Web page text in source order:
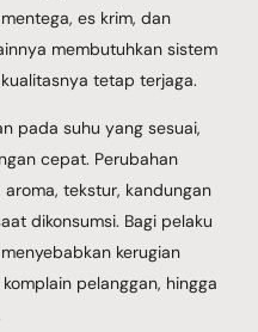
es krim, dan
membutuhkan sistem
tetap terjaga.
pada suhu yang sesuai,
cepat. Perubahan
tekstur, kandungan
dikonsumsi. Bagi pelaku
kerugian
pelanggan, hingga